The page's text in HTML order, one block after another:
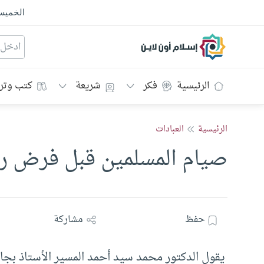
إسلام أون لاين
الرئيسية فكر شريعة كتب
الرئيسية العبادات
صيام المسلمين قبل فرض
حفظ مشاركة
يقول الدكتور محمد سيد أحمد المسير الأستاذ